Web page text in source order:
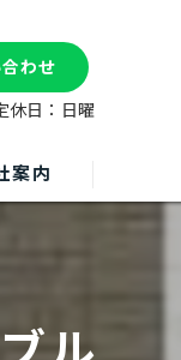
わせ
休日：日曜
案内